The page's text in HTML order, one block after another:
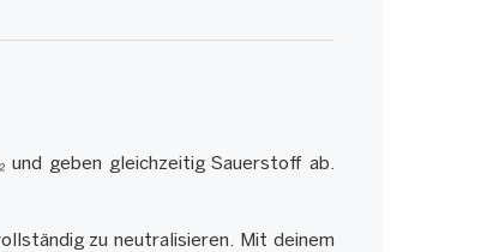
und geben gleichzeitig Sauerstoff ab.
zu neutralisieren. Mit deinem